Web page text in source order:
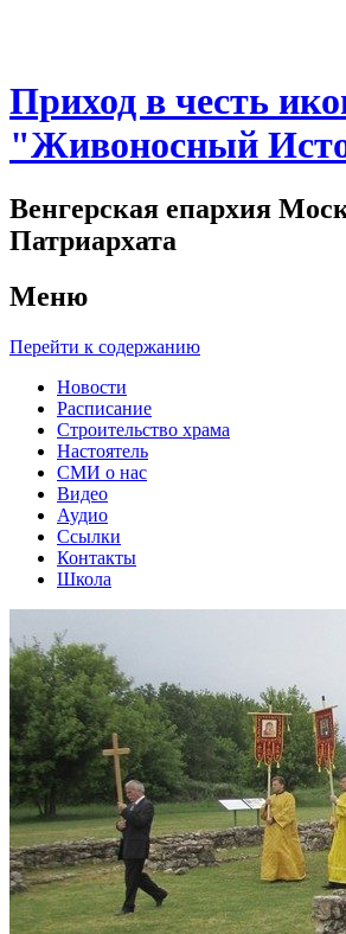
Приход в честь
"Живоносный
Венгерская епархия
Патриархата
Меню
Перейти к содержанию
Новости
Расписание
Строительство храма
Настоятель
СМИ о нас
Видео
Аудио
Ссылки
Контакты
Школа